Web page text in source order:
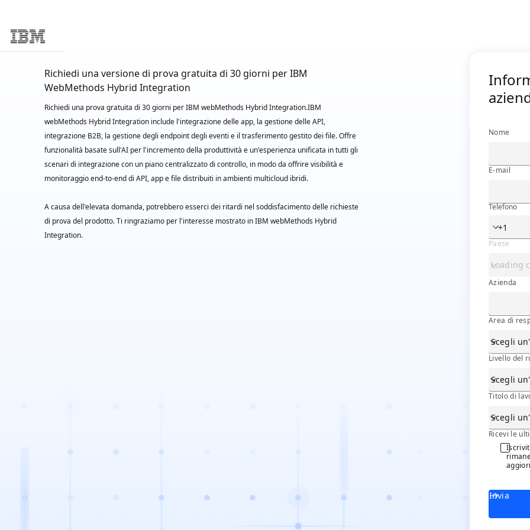
Skip to main content
Richiedi una versione di prova gratuita di 30 giorni per IBM
WebMethods Hybrid Integration
Richiedi una prova gratuita di 30 giorni per IBM webMethods Hybrid Integration.​​IBM
webMethods Hybrid Integration include l'integrazione delle app, la gestione delle API,
integrazione B2B, la gestione degli endpoint degli eventi e il trasferimento gestito dei file. Offre
funzionalità basate sull'AI per l'incremento della produttività e un'esperienza unificata in tutti gli
scenari di integrazione con un piano centralizzato di controllo, in modo da offrire visibilità e
monitoraggio end-to-end di API, app e file distribuiti in ambienti multicloud ibridi.
A causa dell'elevata domanda, potrebbero esserci dei ritardi nel soddisfacimento delle richieste
di prova del prodotto. Ti ringraziamo per l'interesse mostrato in IBM webMethods Hybrid
Integration.
Nome
E-mail
Telefono
Paese
Azienda
Azienda
Area di
Livello del
Titolo di
Ricevi le
Ricevi le
Invia